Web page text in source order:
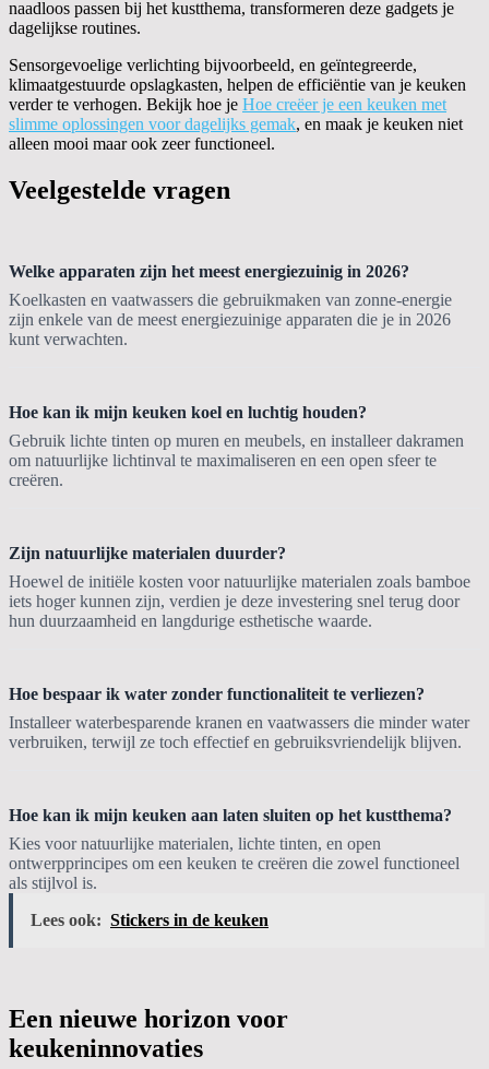
naadloos passen bij het kustthema, transformeren deze gadgets je
dagelijkse routines.
Sensorgevoelige verlichting bijvoorbeeld, en geïntegreerde,
klimaatgestuurde opslagkasten, helpen de efficiëntie van je keuken
verder te verhogen. Bekijk hoe je Hoe creëer je een keuken met
slimme oplossingen voor dagelijks gemak, en maak je keuken niet
alleen mooi maar ook zeer functioneel.
Veelgestelde vragen
Welke apparaten zijn het meest energiezuinig in 2026?
Koelkasten en vaatwassers die gebruikmaken van zonne-energie
zijn enkele van de meest energiezuinige apparaten die je in 2026
kunt verwachten.
Hoe kan ik mijn keuken koel en luchtig houden?
Gebruik lichte tinten op muren en meubels, en installeer dakramen
om natuurlijke lichtinval te maximaliseren en een open sfeer te
creëren.
Zijn natuurlijke materialen duurder?
Hoewel de initiële kosten voor natuurlijke materialen zoals bamboe
iets hoger kunnen zijn, verdien je deze investering snel terug door
hun duurzaamheid en langdurige esthetische waarde.
Hoe bespaar ik water zonder functionaliteit te verliezen?
Installeer waterbesparende kranen en vaatwassers die minder water
verbruiken, terwijl ze toch effectief en gebruiksvriendelijk blijven.
Hoe kan ik mijn keuken aan laten sluiten op het kustthema?
Kies voor natuurlijke materialen, lichte tinten, en open
ontwerpprincipes om een keuken te creëren die zowel functioneel
als stijlvol is.
Lees ook: Stickers in de keuken
Een nieuwe horizon voor
keukeninnovaties